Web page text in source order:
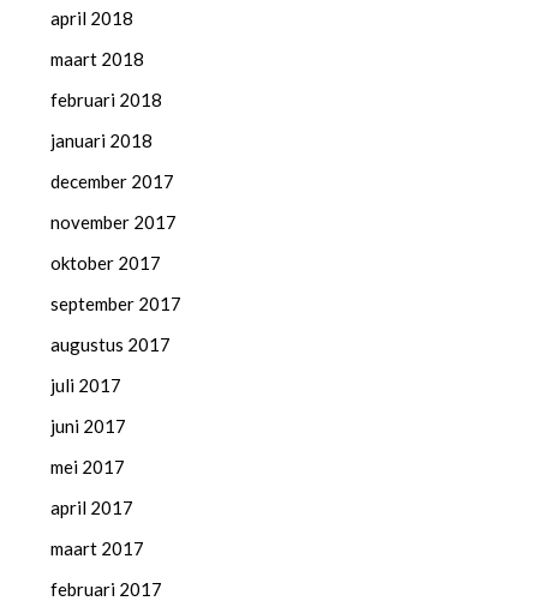
april 2018
maart 2018
februari 2018
januari 2018
december 2017
november 2017
oktober 2017
september 2017
augustus 2017
juli 2017
juni 2017
mei 2017
april 2017
maart 2017
februari 2017